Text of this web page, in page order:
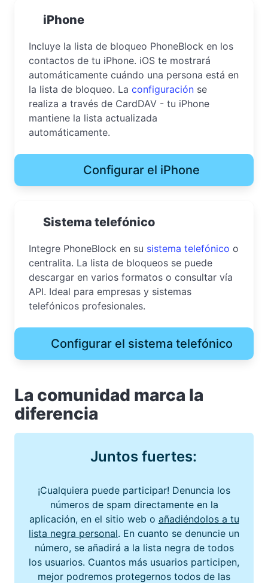
iPhone
Incluye la lista de bloqueo PhoneBlock en los
contactos de tu iPhone. iOS te mostrará
automáticamente cuándo una persona está en
la lista de bloqueo. La configuración se
realiza a través de CardDAV - tu iPhone
mantiene la lista actualizada
automáticamente.
Configurar el iPhone
Sistema telefónico
Integre PhoneBlock en su sistema telefónico o
centralita. La lista de bloqueos se puede
descargar en varios formatos o consultar vía
API. Ideal para empresas y sistemas
telefónicos profesionales.
Configurar el sistema telefónico
La comunidad marca la
diferencia
Juntos fuertes:
¡Cualquiera puede participar! Denuncia los
números de spam directamente en la
aplicación, en el sitio web o añadiéndolos a tu
lista negra personal. En cuanto se denuncie un
número, se añadirá a la lista negra de todos
los usuarios. Cuantos más usuarios participen,
mejor podremos protegernos todos de las